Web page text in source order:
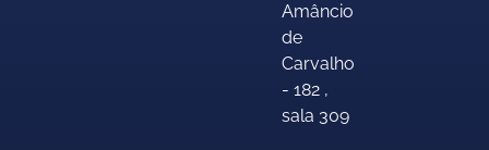
Amâncio
de
Carvalho
- 182 ,
sala 309